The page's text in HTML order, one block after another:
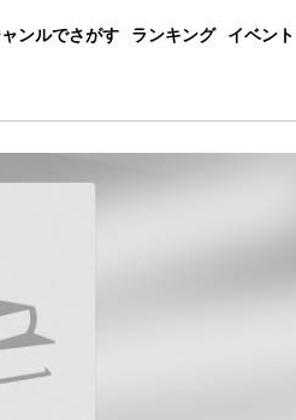
ンルでさがす ランキング イベント